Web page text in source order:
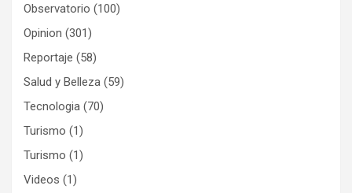
Observatorio (100)
Opinion (301)
Reportaje (58)
Salud y Belleza (59)
Tecnologia (70)
Turismo (1)
Turismo (1)
Videos (1)